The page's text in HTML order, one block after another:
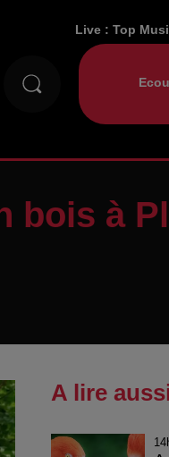
Live :Top
bois à
A lire